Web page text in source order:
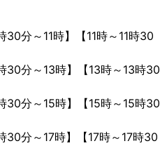
30分～11時】【11時～11時30
30分～13時】【13時～13時30
30分～15時】【15時～15時30
30分～17時】【17時～17時30